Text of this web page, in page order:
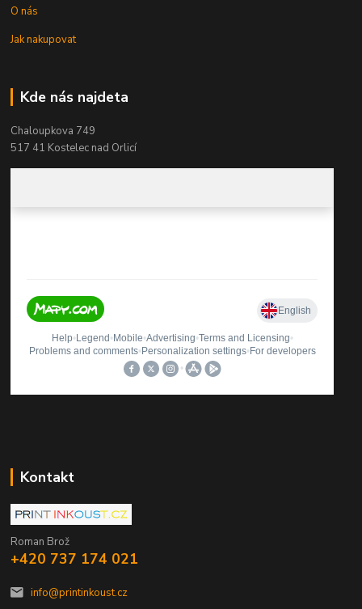
O nás
Jak nakupovat
Kde nás najdeta
Chaloupkova 749
517 41 Kostelec nad Orlicí
Kontakt
Roman Brož
+420 737 174 021
info@printinkoust.cz